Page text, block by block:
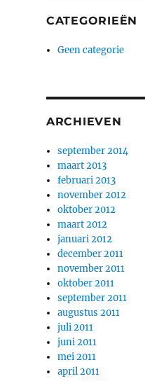
CATEGORIEËN
Geen categorie
ARCHIEVEN
september 2014
maart 2013
februari 2013
november 2012
oktober 2012
maart 2012
januari 2012
december 2011
november 2011
oktober 2011
september 2011
augustus 2011
juli 2011
juni 2011
mei 2011
april 2011